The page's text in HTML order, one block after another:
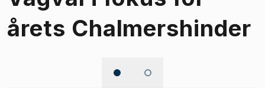
årets Chalmershinder